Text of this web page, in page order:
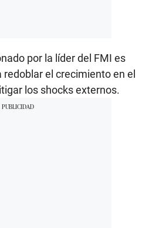
por la líder del FMI es
el crecimiento en el
los shocks externos.